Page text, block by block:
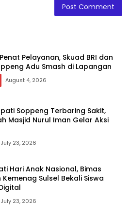
Pelayanan, Skuad BRI dan
Adu Smash di Lapangan
August 4, 2026
Soppeng Terbaring Sakit,
Masjid Nurul Iman Gelar Aksi
July 23, 2026
Hari Anak Nasional, Bimas
Kemenag Sulsel Bekali Siswa
July 23, 2026